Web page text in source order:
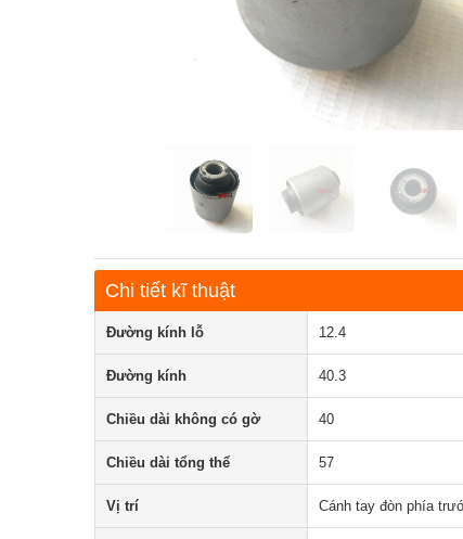
Chi tiết kĩ thuật
Đường kính lỗ 12.4
Đường kính 40.3
Chiều dài không có gờ 40
Chiều dài tổng thể 57
Vị trí Cánh tay đòn phía